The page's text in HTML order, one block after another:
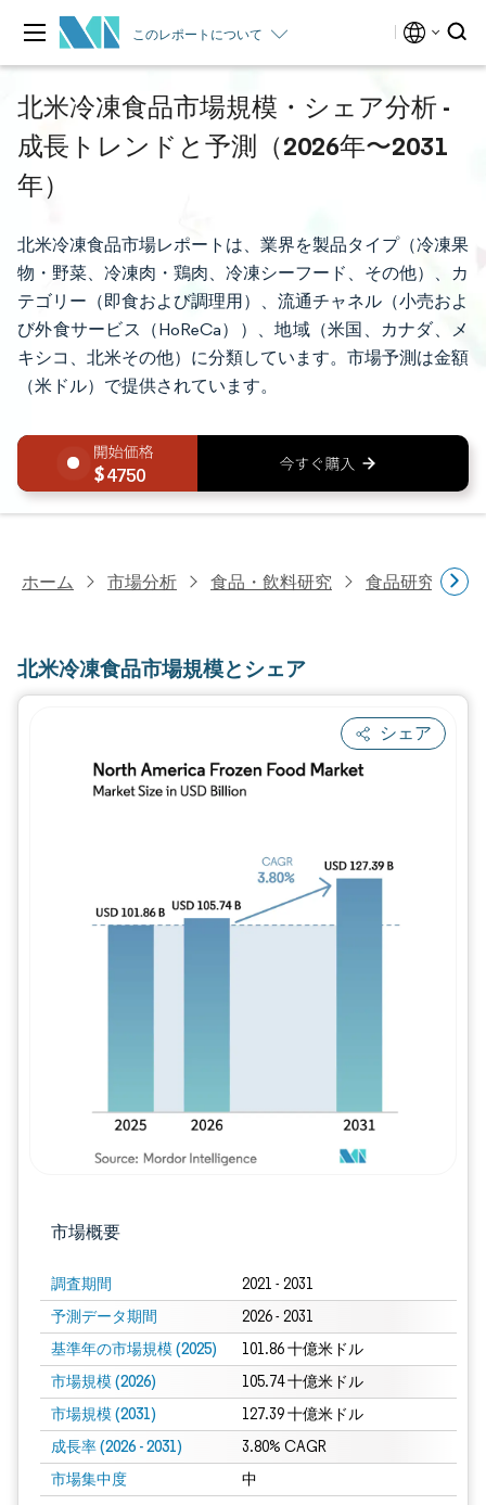
このレポートについて
北米冷凍食品市場規模・シェア分析 -
成長トレンドと予測（2026年〜2031
年）
北米冷凍食品市場レポートは、業界を製品タイプ（冷凍果
物・野菜、冷凍肉・鶏肉、冷凍シーフード、その他）、カ
テゴリー（即食および調理用）、流通チャネル（小売およ
び外食サービス（HoReCa））、地域（米国、カナダ、メ
キシコ、北米その他）に分類しています。市場予測は金額
（米ドル）で提供されています。
4750
ホーム 市場分析 食品・飲料研究 食品研究
北米冷凍食品市場規模とシェア
シェア
市場概要
調査期間 2021 - 2031
予測データ期間 2026 - 2031
基準年の市場規模 (2025) 101.86 十億米ドル
市場規模 (2026) 105.74 十億米ドル
市場規模 (2031) 127.39 十億米ドル
成長率 (2026 - 2031) 3.80% CAGR
市場集中度 中